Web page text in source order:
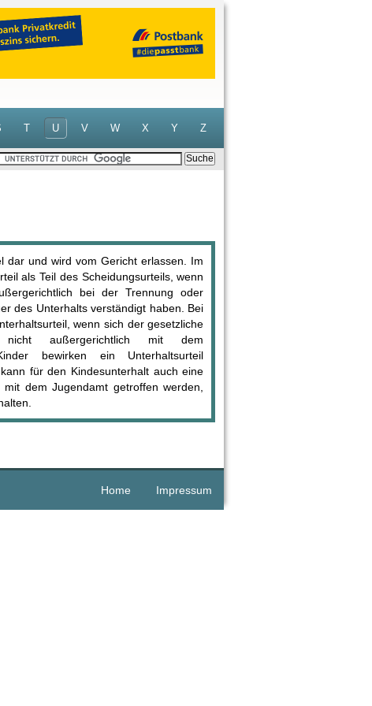
T U V W X Y Z
dar und wird vom Gericht erlassen. Im
als Teil des Scheidungsurteils, wenn
bei der Trennung oder
des Unterhalts verständigt haben. Bei
wenn sich der gesetzliche
nicht außergerichtlich mit dem
bewirken ein Unterhaltsurteil
für den Kindesunterhalt auch eine
dem Jugendamt getroffen werden,
Home Impressum